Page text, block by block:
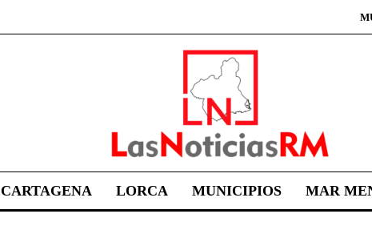
CARTAGENA LORCA MUNICIPIOS MAR